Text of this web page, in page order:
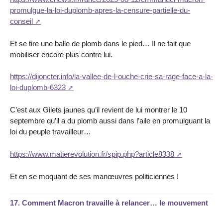
promulgue-la-loi-duplomb-apres-la-censure-partielle-du-
conseil
Et se tire une balle de plomb dans le pied… Il ne fait que
mobiliser encore plus contre lui.
https://dijoncter.info/la-vallee-de-l-ouche-crie-sa-rage-face-a-la-
loi-duplomb-6323
C’est aux Gilets jaunes qu’il revient de lui montrer le 10
septembre qu’il a du plomb aussi dans l’aile en promulguant la
loi du peuple travailleur…
https://www.matierevolution.fr/spip.php?article8338
Et en se moquant de ses manœuvres politiciennes !
17. Comment Macron travaille à relancer… le mouvement